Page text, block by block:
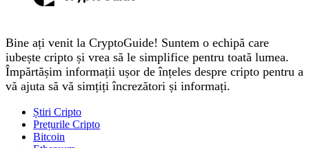
Bine ați venit la CryptoGuide! Suntem o echipă care
iubește cripto și vrea să le simplifice pentru toată lumea.
Împărtășim informații ușor de înțeles despre cripto pentru a
vă ajuta să vă simțiți încrezători și informați.
Știri Cripto
Prețurile Cripto
Bitcoin